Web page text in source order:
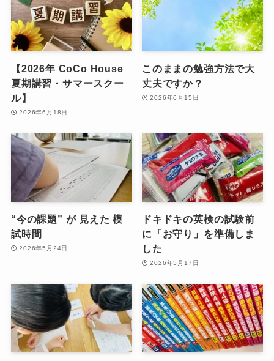
【2026年 CoCo House
夏期講習・サマースクー
ル】
2026年6月18日
このままの勉強方法で大
丈夫ですか？
2026年6月15日
“今の課題” が 見えた 模
試時間
2026年5月24日
ドキドキの英検の試験前
に「お守り」を準備しま
した
2026年5月17日